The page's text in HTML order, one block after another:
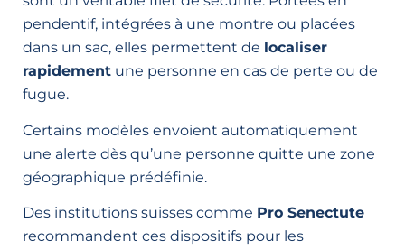
pendentif, intégrées à une montre ou placées
dans un sac, elles permettent de localiser
rapidement une personne en cas de perte ou de
fugue.
Certains modèles envoient automatiquement
une alerte dès qu’une personne quitte une zone
géographique prédéfinie.
Des institutions suisses comme Pro Senectute
recommandent ces dispositifs pour les